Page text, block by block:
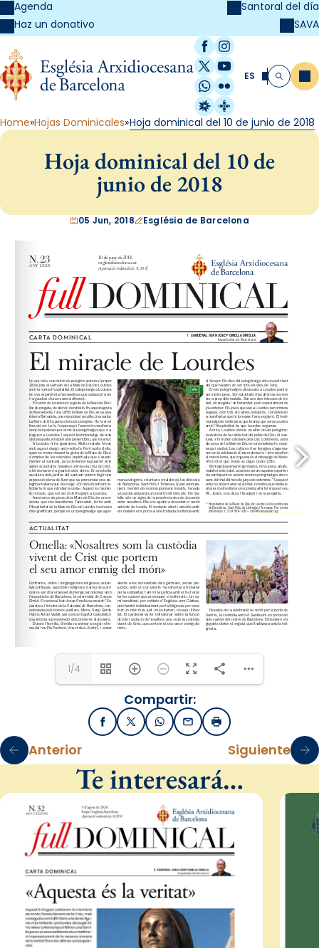
Agenda
Haz un donativo
Santoral del día
SAVA
Facebook
Instagram
X / Twitter
YouTube
WhatsApp
Flickr
Radio Estel
Catalunya
ES Buscar
Home Hojas Dominicales Hoja dominical del 10 de junio de 2018
Hoja dominical del 10 de
junio de 2018
05 Jun, 2018 Església de Barcelona
info@hospitalitat.org
1/4
Compartir:
FacebookX / TwitterWhatsApp
EmailImprimir
Anterior Siguiente
Te interesará…